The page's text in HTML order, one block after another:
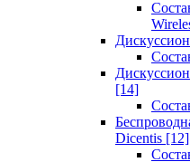
[14]
Dicentis [12]